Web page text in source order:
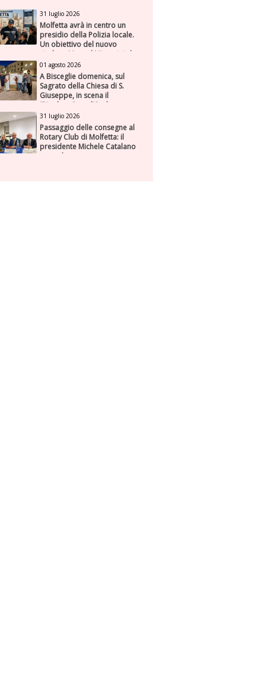
31 luglio 2026
Molfetta avrà in centro un
presidio della Polizia locale.
Un obiettivo del nuovo
sindaco Manuel Minervini che
diviene realtà, con la speranza
di maggiore efficienza e
presenza sul territorio
01 agosto 2026
A Bisceglie domenica, sul
Sagrato della Chiesa di S.
Giuseppe, in scena il
“Rigoletto” con l’Orchestra
Sinfonica Federiciana
31 luglio 2026
Passaggio delle consegne al
Rotary Club di Molfetta: il
presidente Michele Catalano
succede a se stesso